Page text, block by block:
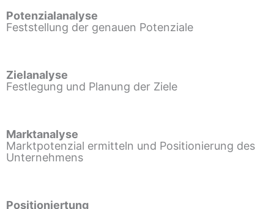
Potenzialanalyse
Feststellung der genauen Potenziale
Zielanalyse
Festlegung und Planung der Ziele
Marktanalyse
Marktpotenzial ermitteln und Positionierung des
Unternehmens
Positioniertung